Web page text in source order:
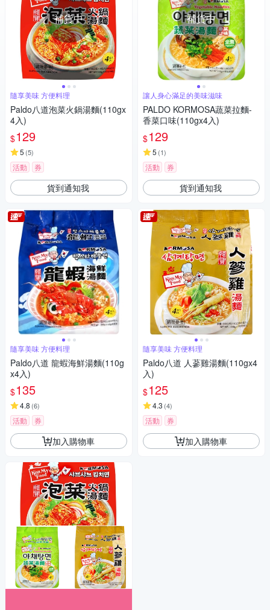
補貨中
隨享美味 方便料理
Paldo八道泡菜火鍋湯麵(110gx
4入)
$129
5 (5)
活動 券
貨到通知我
隨享美味 方便料理
Paldo八道 龍蝦海鮮湯麵(110g
x4入)
$135
4.8 (6)
活動 券
加入購物車
補貨中
讓人身心滿足的美味滋味
PALDO KORMOSA蔬菜拉麵-
香菜口味(110gx4入)
$129
5 (1)
活動 券
貨到通知我
隨享美味 方便料理
Paldo八道 人蔘雞湯麵(110gx4
入)
$125
4.3 (4)
活動 券
加入購物車